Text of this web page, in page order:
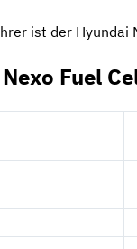
ist der Hyundai
Fuel